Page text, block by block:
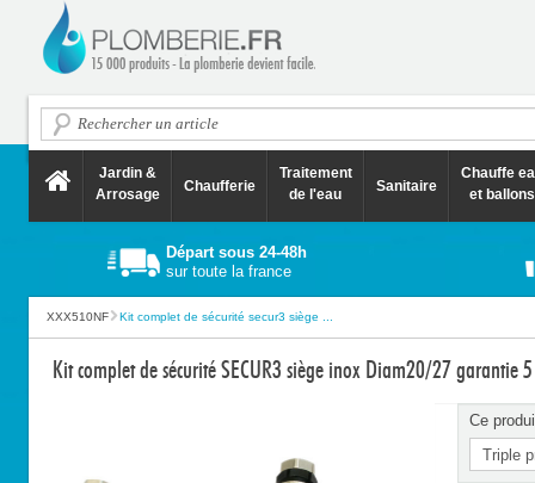
Jardin &
Arrosage
Chaufferie
Traitement
de l'eau
Sanitaire
Chauffe
et ballons
Départ sous 24-48h
sur toute la france
XXX510NF Kit complet de sécurité secur3 siège ...
Kit complet de sécurité SECUR3 siège inox Diam20/27 garantie
Ce